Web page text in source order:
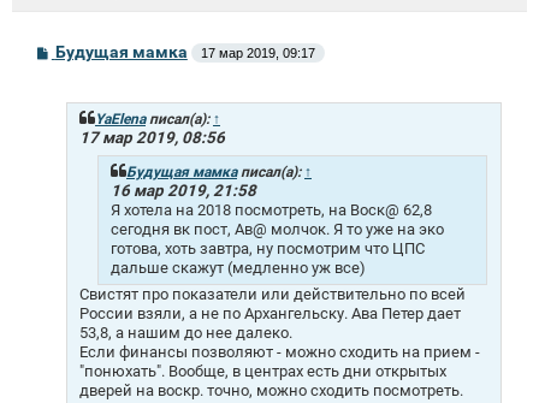
СБудущая мамка 17 мар 2019, 09:17
YaElenaписал(а): ↑
17 мар 2019, 08:56
Будущая мамкаписал(а): ↑
16 мар 2019, 21:58
Я хотела на 2018 посмотреть, на Воск@ 62,8
сегодня вк пост, Ав@ молчок. Я то уже на эко
готова, хоть завтра, ну посмотрим что ЦПС
дальше скажут (медленно уж все)
Свистят про показатели или действительно по всей
России взяли, а не по Архангельску. Ава Петер дает
53,8, а нашим до нее далеко.
Если финансы позволяют - можно сходить на прием -
"понюхать". Вообще, в центрах есть дни открытых
дверей на воскр. точно, можно сходить посмотреть.